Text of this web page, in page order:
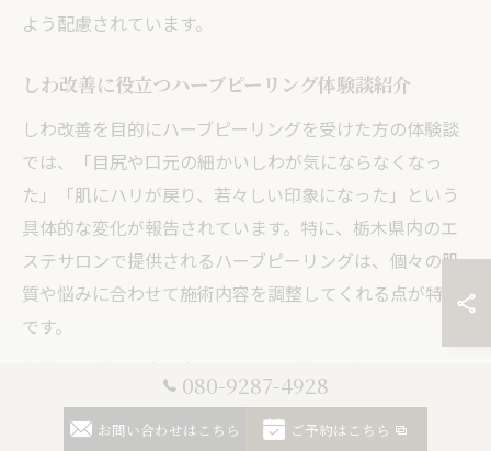
よう配慮されています。
しわ改善に役立つハーブピーリング体験談紹介
しわ改善を目的にハーブピーリングを受けた方の体験談
では、「目尻や口元の細かいしわが気にならなくなっ
た」「肌にハリが戻り、若々しい印象になった」という
具体的な変化が報告されています。特に、栃木県内のエ
ステサロンで提供されるハーブピーリングは、個々の肌
質や悩みに合わせて施術内容を調整してくれる点が特徴
です。
徐々にしわが薄くなり、肌全体のトーンも明るくなっ
た」「施術後のアドバイスが細やかで、自宅ケアも続け
080-9287-4928
お問い合わせはこちら ご予約はこちら